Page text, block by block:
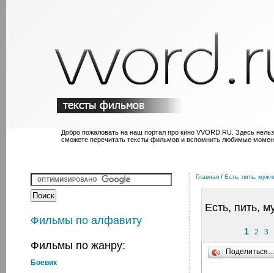
Добро пожаловать на наш портал про кино VVORD.RU. Здесь
сможете перечитать тексты фильмов и вспомнить любимые
Фильмы по алфавиту
Фильмы по жанру:
Боевик
Главная / Есть, пить,
Есть, пить,
1 2 3